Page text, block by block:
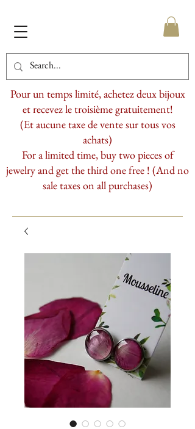
Pour un temps limité, achetez deux bijoux
et recevez le troisième gratuitement!
(Et aucune taxe de vente sur tous vos
achats)
For a limited time, buy two pieces of
jewelry and get the third one free ! (And no
sale taxes on all purchases)